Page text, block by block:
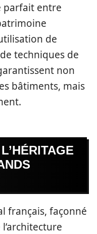
parfait entre
de
techniques de
non
bâtiments, mais
français, façonné
l’architecture